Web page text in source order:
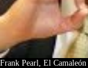
Frank Pearl, El Camaleón